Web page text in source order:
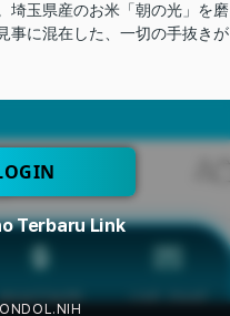
埼玉県産のお米「朝の光」を磨
事に混在した、一切の手抜きが